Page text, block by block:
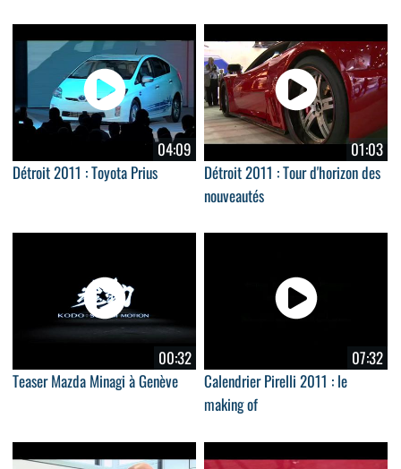
04:09
Détroit 2011 : Toyota Prius
01:03
Détroit 2011 : Tour d'horizon des
nouveautés
00:32
Teaser Mazda Minagi à Genève
07:32
Calendrier Pirelli 2011 : le
making of